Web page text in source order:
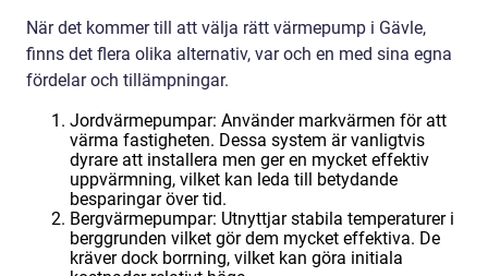
När det kommer till att välja rätt värmepump i Gävle,
finns det flera olika alternativ, var och en med sina egna
fördelar och tillämpningar.
Jordvärmepumpar: Använder markvärmen för att
värma fastigheten. Dessa system är vanligtvis
dyrare att installera men ger en mycket effektiv
uppvärmning, vilket kan leda till betydande
besparingar över tid.
Bergvärmepumpar: Utnyttjar stabila temperaturer i
berggrunden vilket gör dem mycket effektiva. De
kräver dock borrning, vilket kan göra initiala